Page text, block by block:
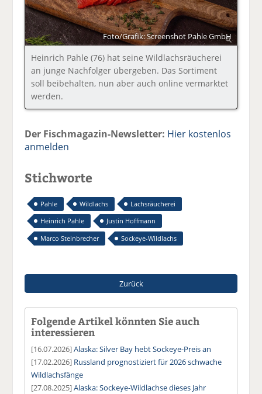
Foto/Grafik: Screenshot Pahle GmbH
Heinrich Pahle (76) hat seine Wildlachsräucherei
an junge Nachfolger übergeben. Das Sortiment
soll beibehalten, nun aber auch online vermarktet
werden.
Der Fischmagazin-Newsletter: Hier kostenlos
anmelden
Stichworte
Pahle Wildlachs
Lachsräucherei
Heinrich Pahle
Justin Hoffmann
Marco Steinbrecher
Sockeye-Wildlachs
Zurück
Folgende Artikel könnten Sie auch
interessieren
[16.07.2026]Alaska: Silver Bay hebt Sockeye-Preis an
[17.02.2026] Russland prognostiziert für 2026 schwache
Wildlachsfänge
[27.08.2025]Alaska: Sockeye-Wildlachse dieses Jahr